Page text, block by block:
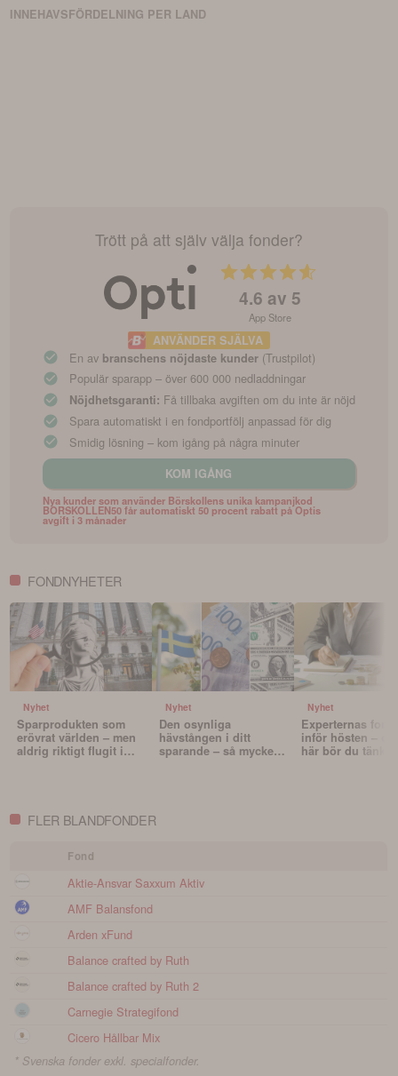
INNEHAVSFÖRDELNING PER LAND
Trött på att själv välja fonder?
4.6 av 5
App Store
ANVÄNDER SJÄLVA
En av branschens nöjdaste kunder (Trustpilot)
Populär sparapp – över 600 000 nedladdningar
Nöjdhetsgaranti: Få tillbaka avgiften om du inte är nöjd
Spara automatiskt i en fondportfölj anpassad för dig
Smidig lösning – kom igång på några minuter
KOM IGÅNG
Nya kunder som använder Börskollens unika kampanjkod
BORSKOLLEN50 får automatiskt 50 procent rabatt på Optis
avgift i 3 månader
FONDNYHETER
Nyhet
Sparprodukten som
erövrat världen – men
aldrig riktigt flugit i
Nyhet
Den osynliga
hävstången i ditt
sparande – så mycket
Nyhet
Experternas
inför hösten –
här bör du tänka
FLER BLANDFONDER
Fond
Aktie-Ansvar Saxxum Aktiv
AMF Balansfond
Arden xFund
Balance crafted by Ruth
Balance crafted by Ruth 2
Carnegie Strategifond
Cicero Hållbar Mix
* Svenska fonder exkl. specialfonder.